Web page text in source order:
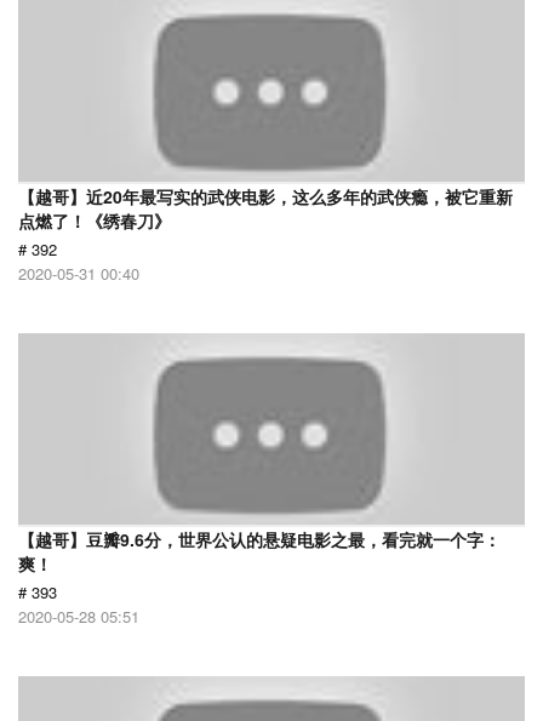
【越哥】近20年最写实的武侠电影，这么多年的武侠瘾，被它重新
点燃了！《绣春刀》
# 392
2020-05-31 00:40
【越哥】豆瓣9.6分，世界公认的悬疑电影之最，看完就一个字：
爽！
# 393
2020-05-28 05:51